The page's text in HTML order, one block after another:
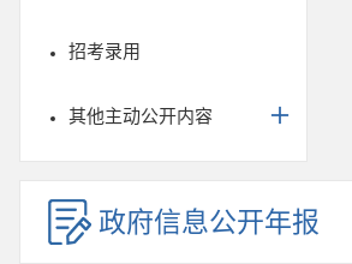
招考录用
其他主动公开内容
政府信息公开年报